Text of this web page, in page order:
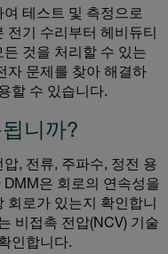
테스트 및 측정으로
전기 수리부터 헤비듀티
것을 처리할 수 있는
자 문제를 찾아 해결하
할 수 있습니다.
니까?
, 전류, 주파수, 정전 용
은 회로의 연속성을
회로가 있는지 확인합니
비접촉 전압(NCV) 기술
인합니다.